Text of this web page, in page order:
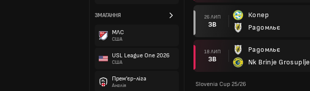
ЗМАГАННЯ
МЛС
США
USL League One 2026
США
Прем'єр-ліга
Англія
26 ЛИП
ЗВ
Копер
Радомльє
18 ЛИП
ЗВ
Радомльє
Nk Brinje Grosuplje
Slovenia Cup 25/26